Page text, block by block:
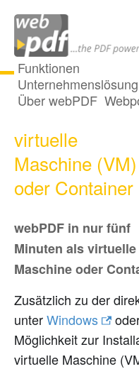
Funktionen
Unternehmenslösung
Über webPDF
webPDF als
virtuelle
Maschine (VM)
oder Container
webPDF in nur fünf
Minuten als virtuelle
Maschine oder
Zusätzlich zu der
unterWindows
Möglichkeit zur
virtuelle Maschine